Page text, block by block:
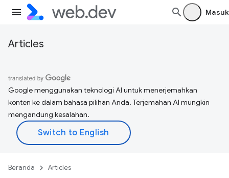
Masuk
Articles
Google menggunakan teknologi AI untuk menerjemahkan
konten ke dalam bahasa pilihan Anda. Terjemahan AI mungkin
mengandung kesalahan.
Beranda Articles